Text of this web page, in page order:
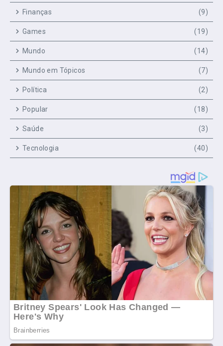
Finanças (9)
Games (19)
Mundo (14)
Mundo em Tópicos (7)
Política (2)
Popular (18)
Saúde (3)
Tecnologia (40)